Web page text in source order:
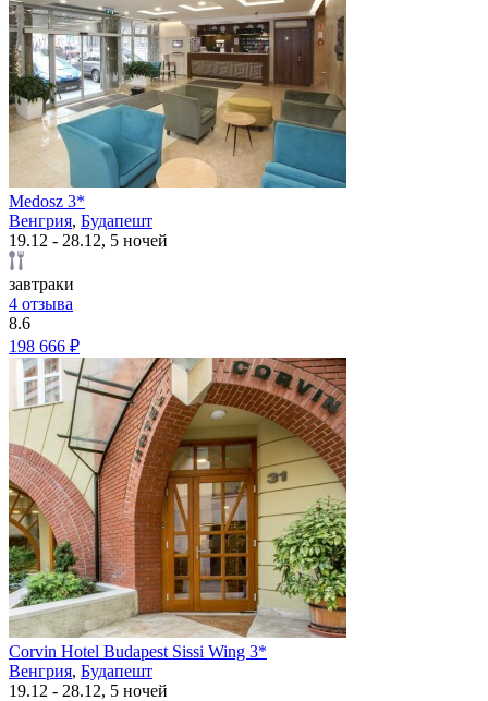
Medosz 3*
Венгрия, Будапешт
19.12 - 28.12, 5 ночей
завтраки
4 отзыва
8.6
198 666 ₽
Corvin Hotel Budapest Sissi Wing 3*
Венгрия, Будапешт
19.12 - 28.12, 5 ночей